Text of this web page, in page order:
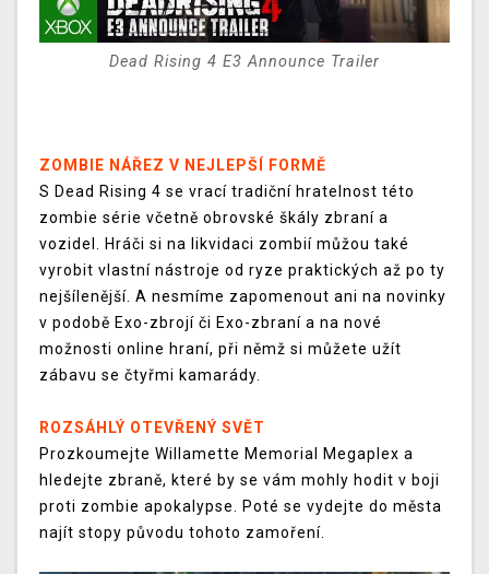
Dead Rising 4 E3 Announce Trailer
ZOMBIE NÁŘEZ V NEJLEPŠÍ FORMĚ
S Dead Rising 4 se vrací tradiční hratelnost této
zombie série včetně obrovské škály zbraní a
vozidel. Hráči si na likvidaci zombií můžou také
vyrobit vlastní nástroje od ryze praktických až po ty
nejšílenější. A nesmíme zapomenout ani na novinky
v podobě Exo-zbrojí či Exo-zbraní a na nové
možnosti online hraní, při němž si můžete užít
zábavu se čtyřmi kamarády.
ROZSÁHLÝ OTEVŘENÝ SVĚT
Prozkoumejte Willamette Memorial Megaplex a
hledejte zbraně, které by se vám mohly hodit v boji
proti zombie apokalypse. Poté se vydejte do města
najít stopy původu tohoto zamoření.